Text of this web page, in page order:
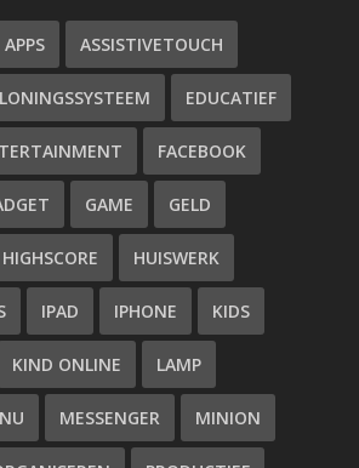
APPS ASSISTIVETOUCH
EDUCATIEF
FACEBOOK
GAME GELD
HIGHSCORE HUISWERK
IPAD IPHONE KIDS
KIND ONLINE LAMP
MESSENGER MINION